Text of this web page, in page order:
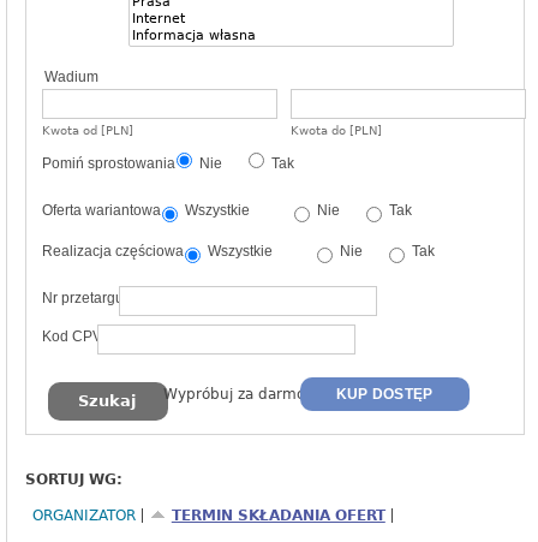
Wadium
Kwota od [PLN] Kwota do [PLN]
Pomiń sprostowania Nie Tak
Oferta wariantowa Wszystkie Nie Tak
Realizacja częściowa Wszystkie Nie Tak
Nr przetargu
Kod CPV
Wypróbuj za darmo KUP DOSTĘP
SORTUJ WG:
ORGANIZATOR TERMIN SKŁADANIA OFERT